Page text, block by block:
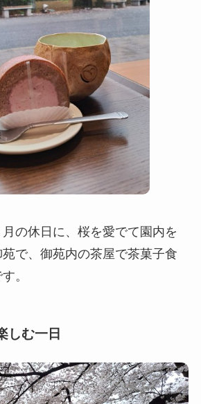
の休日に、桜を愛でて園内を
で、御苑内の茶屋で茶菓子食
。
しむ一日